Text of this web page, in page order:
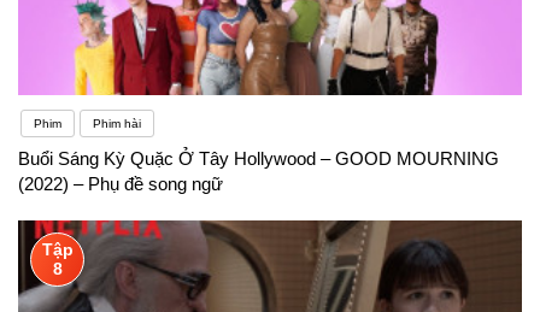
Phim Phim hài
Buổi Sáng Kỳ Quặc Ở Tây Hollywood – GOOD MOURNING
(2022) – Phụ đề song ngữ
Tập
8